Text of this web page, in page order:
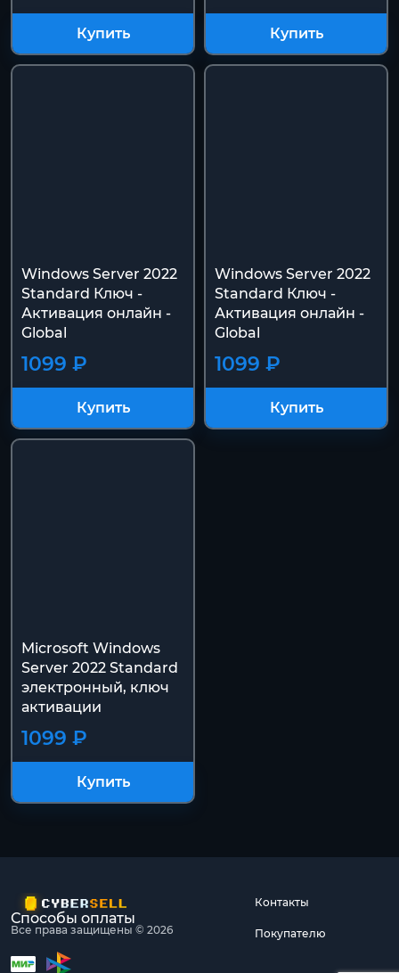
Купить Купить
Windows Server 2022
Standard Ключ -
Активация онлайн -
Global
1099 ₽
Купить
Windows Server 2022
Standard Ключ -
Активация онлайн -
Global
1099 ₽
Купить
Microsoft Windows
Server 2022 Standard
электронный, ключ
активации
1099 ₽
Купить
Все права защищены © 2026
Контакты
Покупателю
Способы оплаты